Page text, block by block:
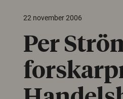
22 november 2006
Per